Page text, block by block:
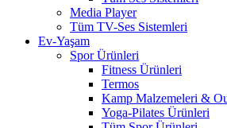
Media Player
Tüm TV-Ses Sistemleri
Ev-Yaşam
Spor Ürünleri
Fitness Ürünleri
Termos
Kamp Malzemeleri &
Yoga-Pilates Ürünleri